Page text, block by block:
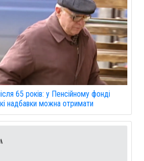
65 років: у Пенсійному фонді
надбавки можна отримати